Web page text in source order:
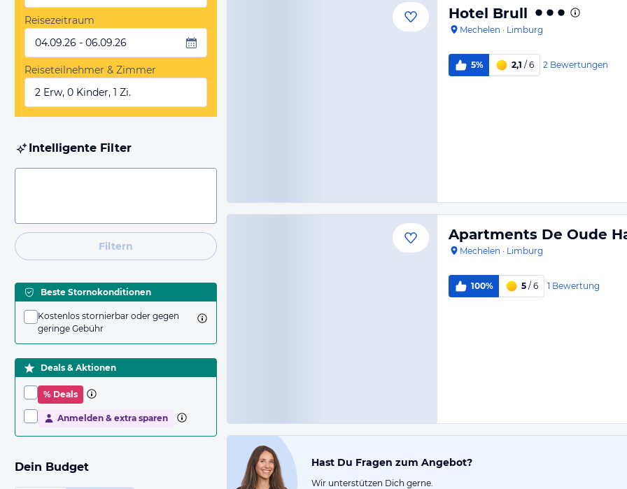
Reisezeitraum
04.09.26 - 06.09.26
Reiseteilnehmer & Zimmer
2 Erw, 0 Kinder, 1 Zi.
Intelligente Filter
Filtern
Beste Stornokonditionen
Kostenlos stornierbar oder gegen
geringe Gebühr
Deals & Aktionen
% Deals
Anmelden & extra sparen
Dein Budget
Hotel Brull
Mechelen · Limburg
5% 2,1 / 6 2 Bewertungen
Apartments De Oude
Mechelen · Limburg
100% 5 / 6 1 Bewertung
Hast Du Fragen zum Angebot?
Wir unterstützen Dich gerne.